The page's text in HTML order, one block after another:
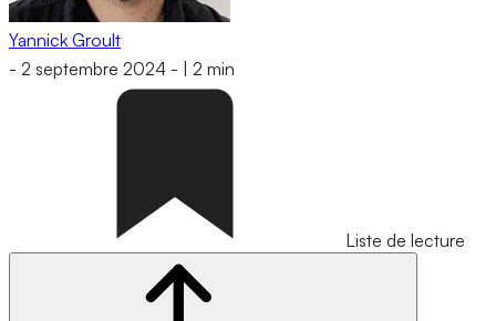
Yannick Groult
- 2 septembre 2024 - 2 min
Liste de lecture